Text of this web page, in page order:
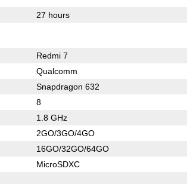
27 hours
Redmi 7
Qualcomm
Snapdragon 632
8
1.8 GHz
2GO/3GO/4GO
16GO/32GO/64GO
MicroSDXC